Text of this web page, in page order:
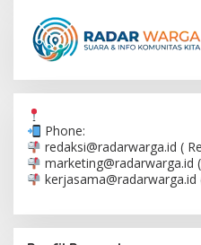
Phone:
redaksi@radarwarga.id (
marketing@radarwarga.id
kerjasama@radarwarga.id